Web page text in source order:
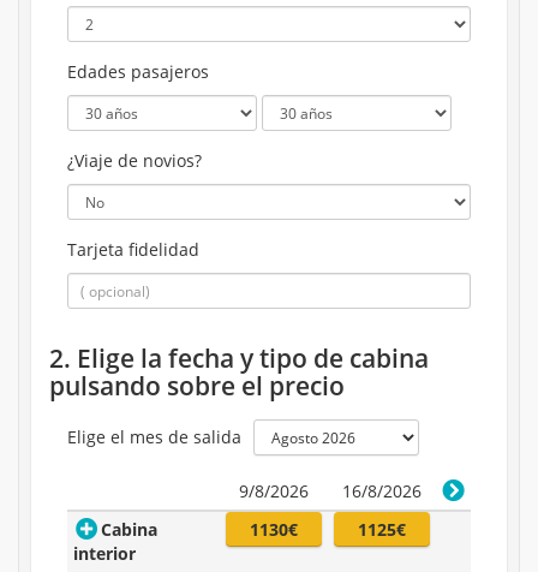
Edades pasajeros
¿Viaje de novios?
Tarjeta fidelidad
2. Elige la fecha y tipo de cabina
pulsando sobre el precio
Elige el mes de salida
9/8/2026
16/8/2026
Cabina
interior
1130€ 1125€